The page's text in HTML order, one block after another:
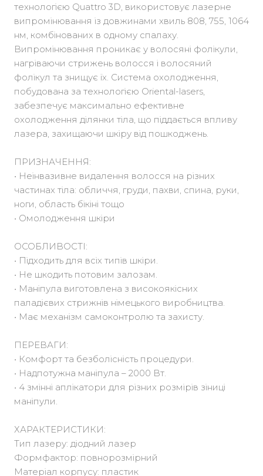
технологією Quattro 3D, використовує лазерне
випромінювання із довжинами хвиль 808, 755, 1064
нм, комбінованих в одному спалаху.
Випромінювання проникає у волосяні фолікули,
нагріваючи стрижень волосся і волосяний
фолікул та знищує їх. Система охолодження,
побудована за технологією Oriental-lasers,
забезпечує максимально ефективне
охолодження ділянки тіла, що піддається впливу
лазера, захищаючи шкіру від пошкоджень.
ПРИЗНАЧЕННЯ:
• Неінвазивне видалення волосся на різних
частинах тіла: обличчя, груди, пахви, спина, руки,
ноги, область бікіні тощо
• Омолодження шкіри
ОСОБЛИВОСТІ:
• Підходить для всіх типів шкіри.
• Не шкодить потовим залозам.
• Маніпула виготовлена з високоякісних
паладієвих стрижнів німецького виробництва.
• Має механізм самоконтролю та захисту.
ПЕРЕВАГИ:
• Комфорт та безболісність процедури.
• Надпотужна маніпула – 2000 Вт.
• 4 змінні аплікатори для різних розмірів зіниці
маніпули.
ХАРАКТЕРИСТИКИ:
Тип лазеру: діодний лазер
Формфактор: повнорозмірний
Матеріал корпусу: пластик